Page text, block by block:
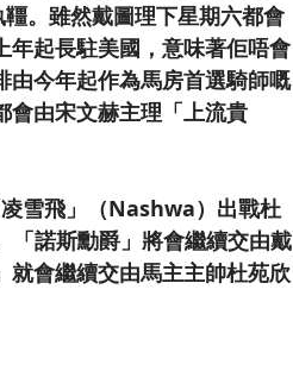
。雖然戴圖理下星期六都會
年起長駐美國，意味著佢唔會
由今年起作為馬房首選騎師嘅
會由宋文赫主理「上流貴
雪飛」（Nashwa）出戰杜
諾斯勳爵」將會繼續交由戴
就會繼續交由馬主主帥杜苑欣